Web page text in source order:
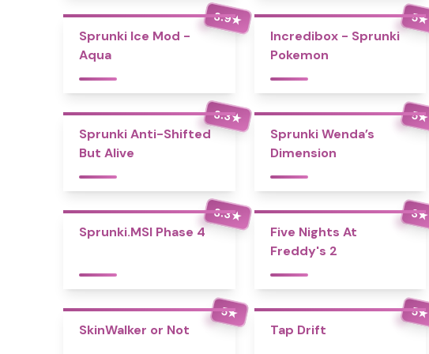
3.9★
Sprunki Ice Mod -
Aqua
5★
Incredibox - Sprunki
Pokemon
3.3★
Sprunki Anti-Shifted
But Alive
5★
Sprunki Wenda’s
Dimension
3.3★
Sprunki.MSI Phase 4
3★
Five Nights At
Freddy's 2
5★
SkinWalker or Not
5★
Tap Drift